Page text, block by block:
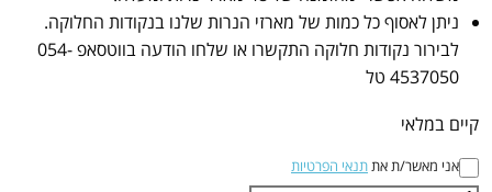
ניתן לאסוף כל כמות של מארזי הנרות שלנו בנקודות החלוקה.
לבירור נקודות חלוקה התקשרו או שלחו הודעה בווטסאפ 054-
4537050 טל
קיים במלאי
אני מאשר/ת אתתנאי הפרטיות